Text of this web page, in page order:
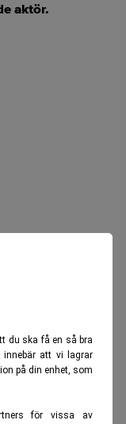
du ska få en så bra
innebär att vi lagrar
på din enhet, som
för vissa av
aktör.
nu in i sitt
har
av det
slutet av augusti